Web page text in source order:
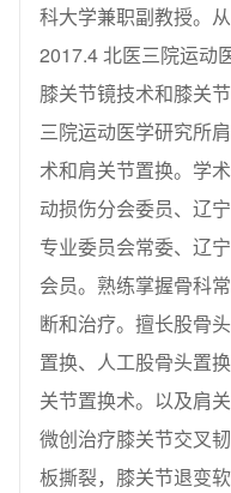
科大学兼职副教授。
2017.4 北医三院运动
膝关节镜技术和膝关
三院运动医学研究所
术和肩关节置换。学
动损伤分会委员、辽
专业委员会常委、辽
会员。熟练掌握骨科
断和治疗。擅长股骨
置换、人工股骨头置
关节置换术。以及肩
微创治疗膝关节交叉
板撕裂，膝关节退变